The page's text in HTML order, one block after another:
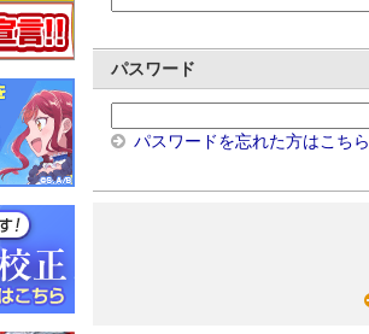
パスワード
パスワードを忘れた方はこちら